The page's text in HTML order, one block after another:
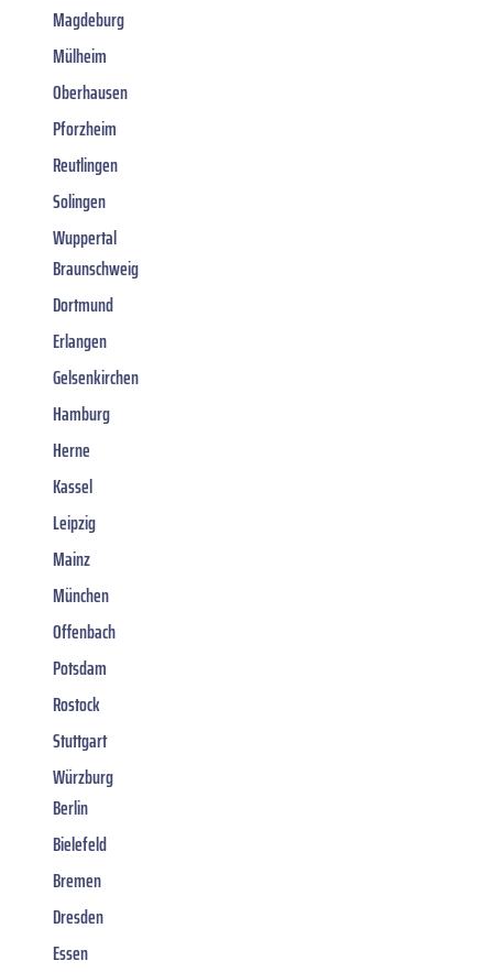
Magdeburg
Mülheim
Oberhausen
Pforzheim
Reutlingen
Solingen
Wuppertal
Braunschweig
Dortmund
Erlangen
Gelsenkirchen
Hamburg
Herne
Kassel
Leipzig
Mainz
München
Offenbach
Potsdam
Rostock
Stuttgart
Würzburg
Berlin
Bielefeld
Bremen
Dresden
Essen